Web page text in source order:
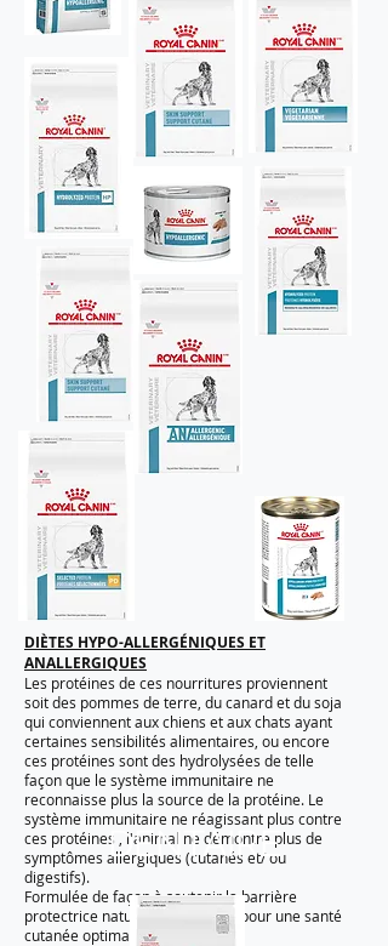
DIÈTES HYPO-ALLERGÉNIQUES ET
ANALLERGIQUES
Les protéines de ces nourritures proviennent
soit des pommes de terre, du canard et du soja
qui conviennent aux chiens et aux chats ayant
certaines sensibilités alimentaires, ou encore
ces protéines sont des hydrolysées de telle
façon que le système immunitaire ne
reconnaisse plus la source de la protéine. Le
système immunitaire ne réagissant plus contre
ces protéines , l'animal ne démontre plus de
symptômes allergiques (cutanés et/ ou
digestifs).
Formulée de façon à soutenir la barrière
protectrice naturelle de la peau pour une santé
cutanée optimale.
DENTAIRE